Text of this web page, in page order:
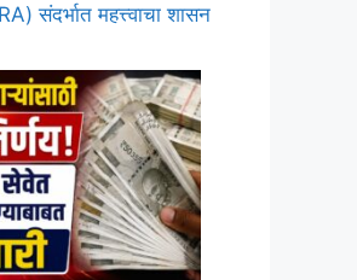
संदर्भात महत्त्वाचा शासन